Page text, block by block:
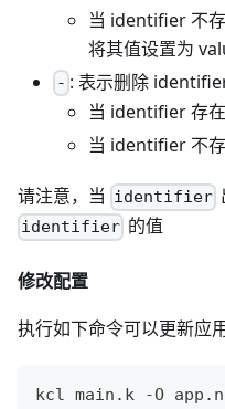
当 identifier 不
将其值设置为
- : 表示删除
当 identifier 存
当 identifier 不
请注意，当 identifier
identifier 的值
修改配置
执行如下命令可以更新应
kcl main.k -O